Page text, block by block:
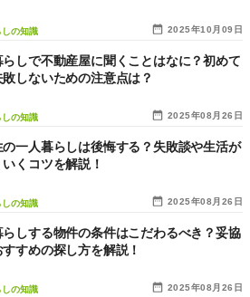
2025年10月09日
の知識
2025年08月26日
の知識
らしで不動産屋に聞くことはなに？初めて
しないための注意点は？
2025年08月26日
の知識
の一人暮らしは後悔する？失敗談や生活が
いくコツを解説！
2025年08月26日
の知識
らしする物件の条件はこだわるべき？妥協
すすめの探し方を解説！